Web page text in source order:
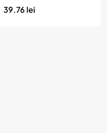
39.76 lei